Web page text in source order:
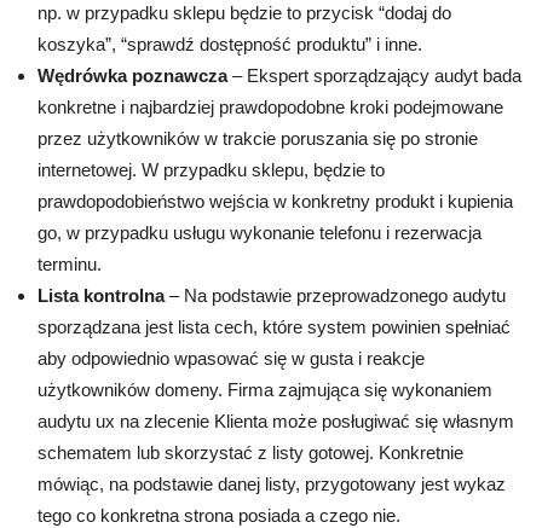
np. w przypadku sklepu będzie to przycisk “dodaj do
koszyka”, “sprawdź dostępność produktu” i inne.
Wędrówka poznawcza– Ekspert sporządzający audyt bada
konkretne i najbardziej prawdopodobne kroki podejmowane
przez użytkowników w trakcie poruszania się po stronie
internetowej. W przypadku sklepu, będzie to
prawdopodobieństwo wejścia w konkretny produkt i kupienia
go, w przypadku usługu wykonanie telefonu i rezerwacja
terminu.
Lista kontrolna– Na podstawie przeprowadzonego audytu
sporządzana jest lista cech, które system powinien spełniać
aby odpowiednio wpasować się w gusta i reakcje
użytkowników domeny. Firma zajmująca się wykonaniem
audytu ux na zlecenie Klienta może posługiwać się własnym
schematem lub skorzystać z listy gotowej. Konkretnie
mówiąc, na podstawie danej listy, przygotowany jest wykaz
tego co konkretna strona posiada a czego nie.